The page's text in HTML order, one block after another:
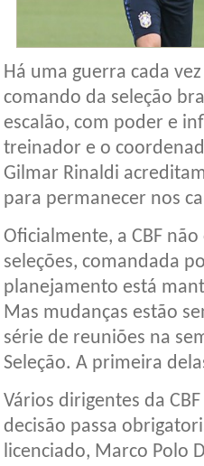
Há uma guerra cada
comando da seleção
escalão, com poder e
treinador e o
Gilmar Rinaldi
para permanecer nos
Oficialmente, a CBF
seleções, comandada
planejamento está
Mas mudanças estão
série de reuniões na
Seleção. A primeira
Vários dirigentes da
decisão passa
licenciado, Marco Polo